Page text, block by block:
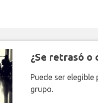
¿Se retrasó o
Puede ser
grupo.